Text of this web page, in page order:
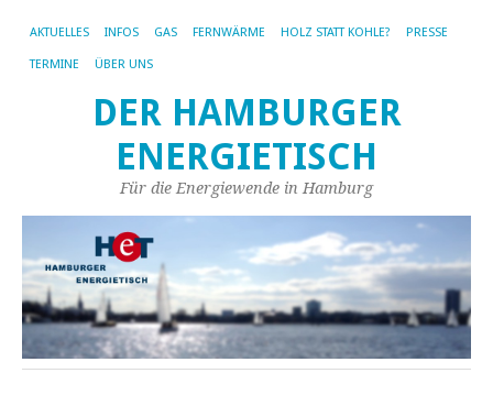
AKTUELLES INFOS GAS FERNWÄRME HOLZ STATT KOHLE? PRESSE
TERMINE ÜBER UNS
DER HAMBURGER
ENERGIETISCH
Für die Energiewende in Hamburg